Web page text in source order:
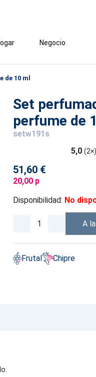
Negocio
de 10 ml
Set
perfume de
setw191s
5,0 (2×)
51,60 €
20,00 p
Disponibilidad: No
A
Frutal Chipre